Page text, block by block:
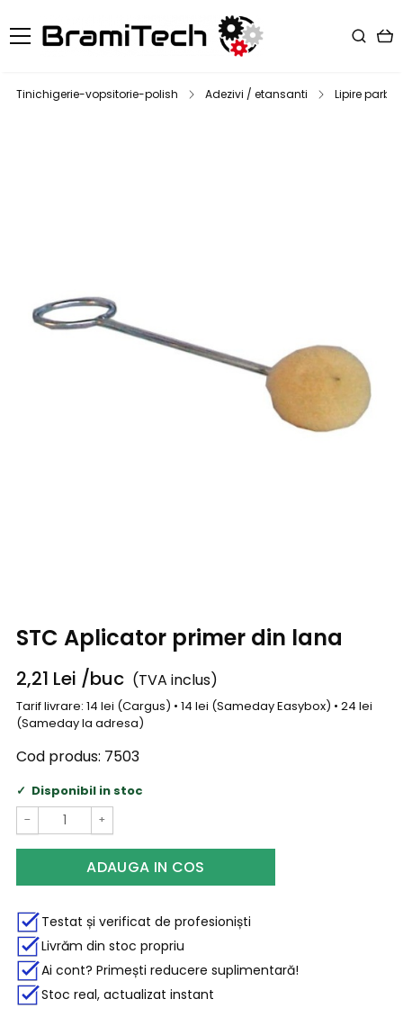
Tinichigerie-vopsitorie-polish Adezivi / etansanti Lipire parbriz
STC Aplicator primer din lana
2,21 Lei /buc (TVA inclus)
Tarif livrare: 14 lei (Cargus) • 14 lei (Sameday Easybox) • 24 lei
(Sameday la adresa)
Cod produs: 7503
Disponibil in stoc
− +
ADAUGA IN COS
Testat și verificat de profesioniști
Livrăm din stoc propriu
Ai cont? Primești reducere suplimentară!
Stoc real, actualizat instant